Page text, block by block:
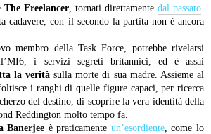
The Freelancer , tornati direttamente dal passato
cadavere, con il secondo la partita non è ancora
membro della Task Force, potrebbe rivelarsi
i servizi segreti britannici, ed è assai
la veritàsulla morte di sua madre. Assieme al
i ranghi di quelle figure capaci, per ricerca
del destino, di scoprire la vera identità della
Reddington molto tempo fa.
Banerjee è praticamente un’esordiente, come lo